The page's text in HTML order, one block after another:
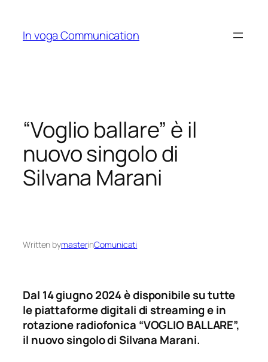
content
In voga Communication
“Voglio ballare” è il
nuovo singolo di
Silvana Marani
Written bymasterinComunicati
Dal 14 giugno 2024 è disponibile su tutte
le piattaforme digitali di streaming e in
rotazione radiofonica “VOGLIO BALLARE”,
il nuovo singolo di Silvana Marani.